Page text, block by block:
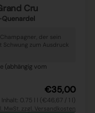
Cru
der sein
Schwung zum Ausdruck
(abhängig vom
€35,00
Inhalt: 0.75 l l (€46,67 / 1 l)
MwSt. zzgl. Versandkosten